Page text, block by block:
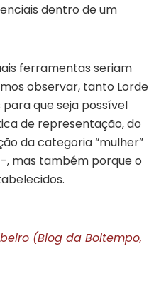
dentro de um
ferramentas seriam
observar, tanto Lorde
que seja possível
de representação, do
da categoria “mulher”
mas também porque o
(Blog da Boitempo,